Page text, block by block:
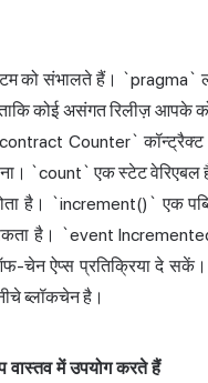
को संभालते हैं। `pragma`
कोई असंगत रिलीज़ आपके
Counter` कॉन्ट्रैक्ट
`count` एक स्टेट वेरिएबल
है। `increment()` एक
है। `event
चेन ऐप्स प्रतिक्रिया दे
ब्लॉकचेन है।
में उपयोग करते हैं